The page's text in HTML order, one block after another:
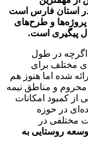
استان فارس است
پروژه‌ها و طرح‌های
پیگیری است.
در طول
مختلف برای
شده اما هنوز هم
و مناطق نیمه
از کمبود امکانات
در حوزه
مختلفی در
روستایی به